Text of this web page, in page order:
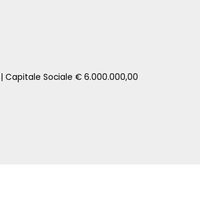
| Capitale Sociale € 6.000.000,00
della tua auto senza impegno